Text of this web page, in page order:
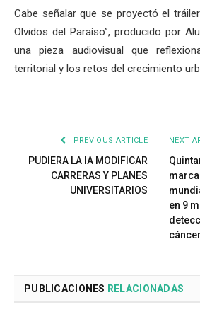
Cabe señalar que se proyectó el
Olvidos del Paraíso”, producido por
una pieza audiovisual que
territorial y los retos del crecimiento
PREVIOUS ARTICLE
PUDIERA LA IA MODIFICAR
CARRERAS Y PLANES
UNIVERSITARIOS
NEXT
en 9
PUBLICACIONES RELACIONADAS